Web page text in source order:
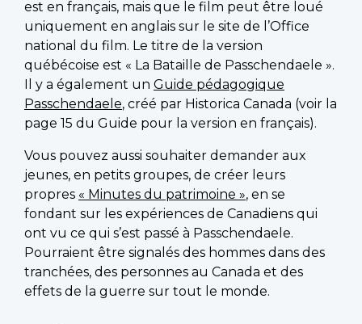
est en français, mais que le film peut être loué
uniquement en anglais sur le site de l’Office
national du film. Le titre de la version
québécoise est « La Bataille de Passchendaele ».
Il y a également un Guide pédagogique
Passchendaele, créé par Historica Canada (voir la
page 15 du Guide pour la version en français).
Vous pouvez aussi souhaiter demander aux
jeunes, en petits groupes, de créer leurs
propres « Minutes du patrimoine », en se
fondant sur les expériences de Canadiens qui
ont vu ce qui s’est passé à Passchendaele.
Pourraient être signalés des hommes dans des
tranchées, des personnes au Canada et des
effets de la guerre sur tout le monde.